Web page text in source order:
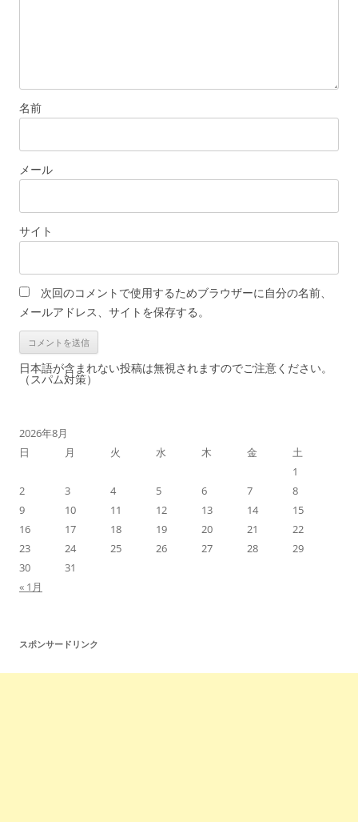
名前
メール
サイト
次回のコメントで使用するためブラウザーに自分の名前、
メールアドレス、サイトを保存する。
日本語が含まれない投稿は無視されますのでご注意ください。
（スパム対策）
2026年8月
日
月 火 水 木 金
土
1
2
3 4 5 6 7
8
9
10 11 12 13 14
15
16
17 18 19 20 21
22
23
24 25 26 27 28
29
30
31
« 1月
スポンサードリンク